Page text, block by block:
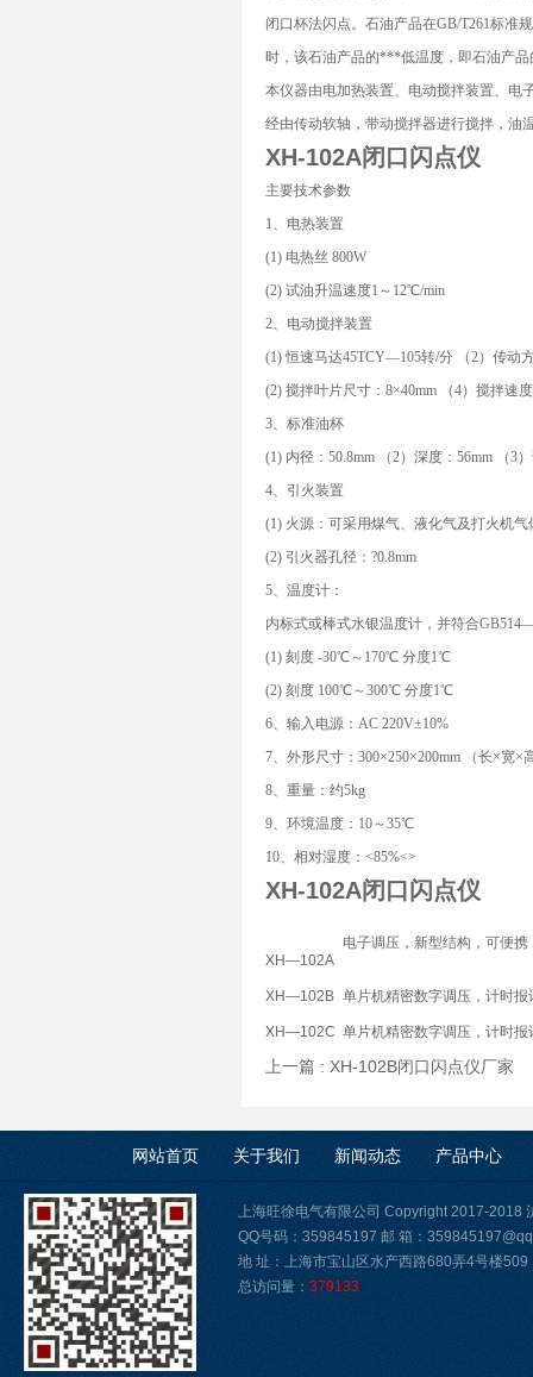
闭口杯法闪点。石油产品在GB/T261标准
时，该石油产品的***低温度，即石油产
本仪器由电加热装置、电动搅拌装置、电
经由传动软轴，带动搅拌器进行搅拌，油
XH-102A闭口闪点仪
主要技术参数
1、电热装置
(1) 电热丝 800W
(2) 试油升温速度1～12℃/min
2、电动搅拌装置
(1) 恒速马达45TCY—105转/分 （2）传动
(2) 搅拌叶片尺寸：8×40mm （4）搅拌速
3、标准油杯
(1) 内径：50.8mm （2）深度：56mm （3
4、引火装置
(1) 火源：可采用煤气、液化气及打火机气
(2) 引火器孔径：?0.8mm
5、温度计：
内标式或棒式水银温度计，并符合
(1) 刻度 -30℃～170℃ 分度1℃
(2) 刻度 100℃～300℃ 分度1℃
6、输入电源：AC 220V±10%
7、外形尺寸：300×250×200mm （长×宽×
8、重量：约5kg
9、环境温度：10～35℃
10、相对湿度：<85%<>
XH-102A闭口闪点仪
XH—102A
电子调压，新型结构，可便携
XH—102B 单片机精密数字调压，计时
XH—102C 单片机精密数字调压，计时
上一篇 : XH-102B闭口闪点仪厂家
网站首页 关于我们 新闻动态 产品中心
上海旺徐电气有限公司 Copyright 2017-2018
QQ号码：359845197 邮 箱：
地 址：上海市宝山区水产西路680弄4号楼509
总访问量： 379133